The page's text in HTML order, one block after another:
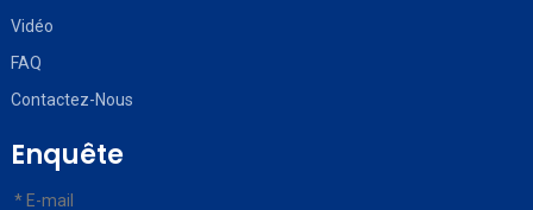
Vidéo
FAQ
Contactez-Nous
Enquête